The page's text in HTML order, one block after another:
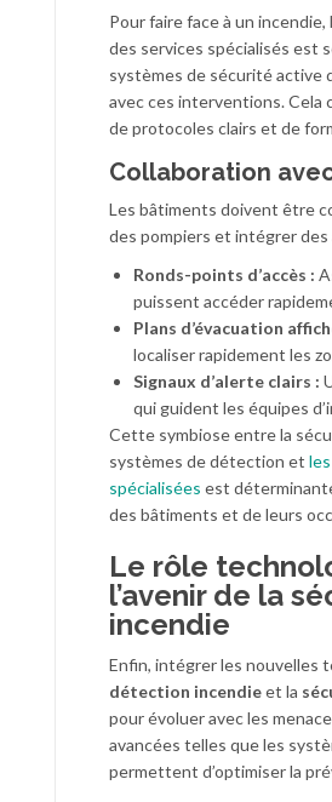
Pour faire face à un incendie,
des services spécialisés est
systèmes de sécurité active
avec ces interventions. Cela
de protocoles clairs et de
Collaboration
Les bâtiments doivent être
des pompiers et intégrer des
Ronds-points d’accès :
puissent accéder
Plans d’évacuation
localiser rapidement les
Signaux d’alerte clairs :
qui guident les équipes
Cette symbiose entre la
systèmes de détection et
spécialisées est
des bâtiments et de leurs
Le rôle
l’avenir de la
incendie
Enfin, intégrer les nouvelles
détection incendieet la
pour évoluer avec les
avancées telles que les
permettent d’optimiser la